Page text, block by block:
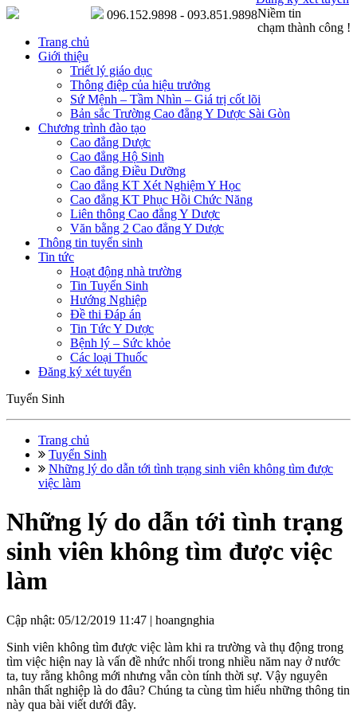
Niềm tin
chạm thành công !
096.152.9898 - 093.851.9898
Trang chủ
Giới thiệu
Triết lý giáo dục
Thông điệp của hiệu trưởng
Sứ Mệnh – Tầm Nhìn – Giá trị cốt lõi
Bản sắc Trường Cao đẳng Y Dược Sài Gòn
Chương trình đào tạo
Cao đẳng Dược
Cao đẳng Hộ Sinh
Cao đẳng Điều Dưỡng
Cao đẳng KT Xét Nghiệm Y Học
Cao đẳng KT Phục Hồi Chức Năng
Liên thông Cao đẳng Y Dược
Văn bằng 2 Cao đẳng Y Dược
Thông tin tuyển sinh
Tin tức
Hoạt động nhà trường
Tin Tuyển Sinh
Hướng Nghiệp
Đề thi Đáp án
Tin Tức Y Dược
Bệnh lý – Sức khỏe
Các loại Thuốc
Đăng ký xét tuyển
Tuyển Sinh
Trang chủ
Tuyển Sinh
Những lý do dẫn tới tình trạng sinh viên không tìm được
việc làm
Những lý do dẫn tới tình trạng
sinh viên không tìm được việc
làm
Cập nhật: 05/12/2019 11:47 | hoangnghia
Sinh viên không tìm được việc làm khi ra trường và thụ động trong
tìm việc hiện nay là vấn đề nhức nhối trong nhiều năm nay ở nước
ta, tuy rằng không mới nhưng vẫn còn tính thời sự. Vậy nguyên
nhân thất nghiệp là do đâu? Chúng ta cùng tìm hiểu những thông tin
này qua bài viết dưới đây.